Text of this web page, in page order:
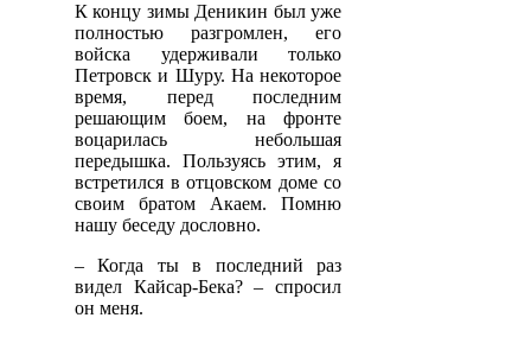
К концу зимы Деникин был уже
полностью разгромлен, его
войска удерживали только
Петровск и Шуру. На некоторое
время, перед последним
решающим боем, на фронте
воцарилась небольшая
передышка. Пользуясь этим, я
встретился в отцовском доме со
своим братом Акаем. Помню
нашу беседу дословно.
– Когда ты в последний раз
видел Кайсар-Бека? – спросил
он меня.